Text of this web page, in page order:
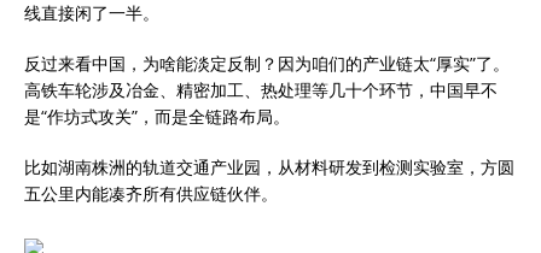
线直接闲了一半。
反过来看中国，为啥能淡定反制？因为咱们的产业链太“厚实”了。
高铁车轮涉及冶金、精密加工、热处理等几十个环节，中国早不
是“作坊式攻关”，而是全链路布局。
比如湖南株洲的轨道交通产业园，从材料研发到检测实验室，方圆
五公里内能凑齐所有供应链伙伴。